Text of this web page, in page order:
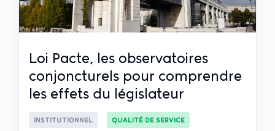
Loi Pacte, les observatoires
conjoncturels pour comprendre
les effets du législateur
INSTITUTIONNEL QUALITÉ DE SERVICE